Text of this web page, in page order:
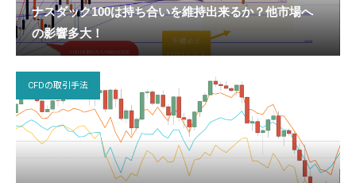
ナスダック100は持ち合いを維持出来るか？他市場へ
の影響多大！
CFDの取引手法